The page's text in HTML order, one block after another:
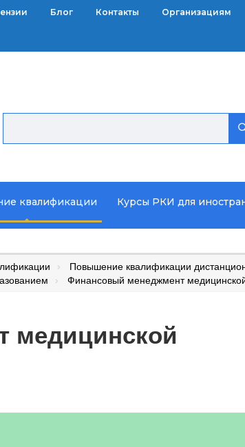
Организациям
Контакты
Блог
квалификации Курсы РКИ для
Повышение квалификации
Финансовый менеджмент
медицинской